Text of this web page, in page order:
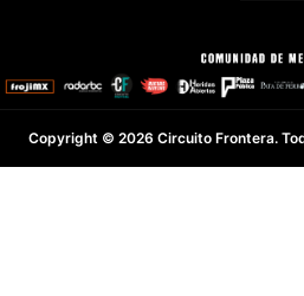
Copyright © 2026 Circuito Frontera.